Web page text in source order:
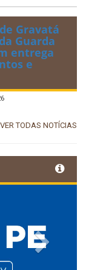
Gravatá
Guarda
entrega
e
VER TODAS NOTÍCIAS